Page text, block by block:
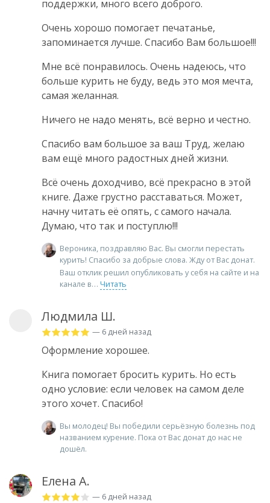
поддержки, много всего доброго.
Очень хорошо помогает печатанье,
запоминается лучше. Спасибо Вам большое!!!
Мне всё понравилось. Очень надеюсь, что
больше курить не буду, ведь это моя мечта,
самая желанная.
Ничего не надо менять, всё верно и честно.
Спасибо вам большое за ваш Труд, желаю
вам ещё много радостных дней жизни.
Всё очень доходчиво, всё прекрасно в этой
книге. Даже грустно расставаться. Может,
начну читать её опять, с самого начала.
Думаю, что так и поступлю!!!
Вероника, поздравляю Вас. Вы смогли перестать
курить! Спасибо за добрые слова. Жду от Вас донат.
Ваш отклик решил опубликовать у себя на сайте и на
канале в
Читать
Людмила Ш.
— 6 дней назад
Оформление хорошее.
Книга помогает бросить курить. Но есть
одно условие: если человек на самом деле
этого хочет. Спасибо!
Вы молодец! Вы победили серьёзную болезнь под
названием курение. Пока от Вас донат до нас не
дошёл.
Елена А.
— 6 дней назад